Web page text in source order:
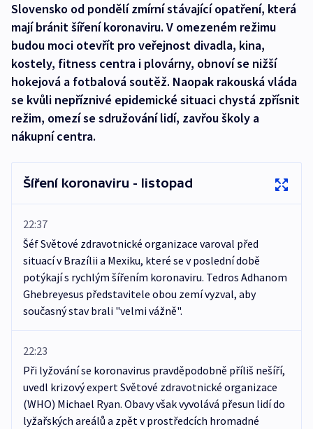
Slovensko od pondělí zmírní stávající opatření, která
mají bránit šíření koronaviru. V omezeném režimu
budou moci otevřít pro veřejnost divadla, kina,
kostely, fitness centra i plovárny, obnoví se nižší
hokejová a fotbalová soutěž. Naopak rakouská vláda
se kvůli nepříznivé epidemické situaci chystá zpřísnit
režim, omezí se sdružování lidí, zavřou školy a
nákupní centra.
Šíření koronaviru - listopad
22:37
Šéf Světové zdravotnické organizace varoval před
situací v Brazílii a Mexiku, které se v poslední době
potýkají s rychlým šířením koronaviru. Tedros Adhanom
Ghebreyesus představitele obou zemí vyzval, aby
současný stav brali "velmi vážně".
22:23
Při lyžování se koronavirus pravděpodobně příliš nešíří,
uvedl krizový expert Světové zdravotnické organizace
(WHO) Michael Ryan. Obavy však vyvolává přesun lidí do
lyžařských areálů a zpět v prostředcích hromadné